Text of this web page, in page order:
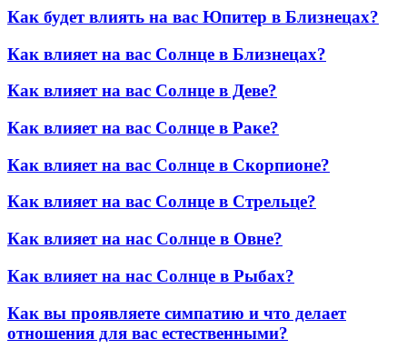
Как будет влиять на вас Юпитер в Близнецах?
Как влияет на вас Солнце в Близнецах?
Как влияет на вас Солнце в Деве?
Как влияет на вас Солнце в Раке?
Как влияет на вас Солнце в Скорпионе?
Как влияет на вас Солнце в Стрельце?
Как влияет на нас Солнце в Овне?
Как влияет на нас Солнце в Рыбах?
Как вы проявляете симпатию и что делает
отношения для вас естественными?